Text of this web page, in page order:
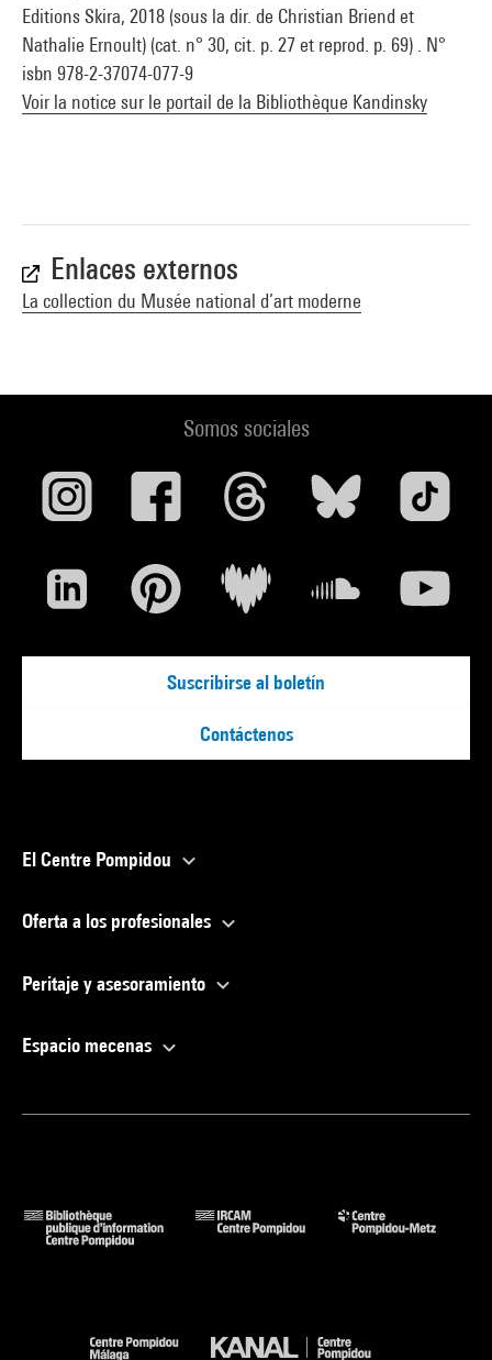
Editions Skira, 2018 (sous la dir. de Christian Briend et
Nathalie Ernoult) (cat. n° 30, cit. p. 27 et reprod. p. 69) . N°
isbn 978-2-37074-077-9
Voir la notice sur le portail de la Bibliothèque Kandinsky
Enlaces externos
La collection du Musée national d’art moderne
Somos sociales
Suscribirse al boletín
Contáctenos
El Centre Pompidou
Oferta a los profesionales
Peritaje y asesoramiento
Espacio mecenas